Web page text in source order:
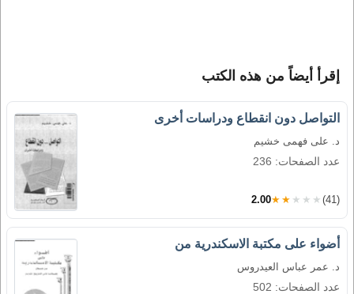
إقرأ أيضاً من هذه الكتب
التواصل دون انقطاع ودراسات أخرى
د. على فهمى خشيم
عدد الصفحات: 236
2.00★★★★★ (41)
أضواء على مكتبة الاسكندرية من
د. عمر عباس العيدروس
عدد الصفحات: 502